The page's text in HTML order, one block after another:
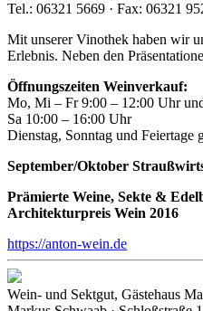
Tel.: 06321 5669 · Fax: 06321
Mit unserer Vinothek haben wir
Erlebnis. Neben den
Öffnungszeiten Weinverkauf:
Mo, Mi – Fr 9:00 – 12:00 Uhr
Sa 10:00 – 16:00 Uhr
Dienstag, Sonntag und Feiertage
September/Oktober
Prämierte Weine, Sekte &
Architekturpreis Wein 2016
https://anton-wein.de
Wein- und Sektgut, Gästehaus